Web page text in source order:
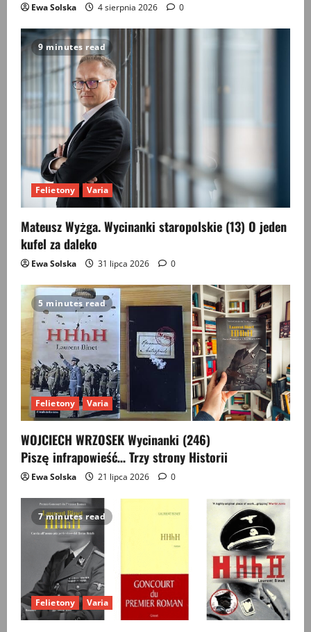
Ewa Solska 4 sierpnia 2026 0
9 minutes read
Felietony Varia
Mateusz Wyżga. Wycinanki staropolskie (13) O jeden
kufel za daleko
Ewa Solska 31 lipca 2026 0
5 minutes read
Felietony Varia
WOJCIECH WRZOSEK Wycinanki (246)
Piszę infrapowieść… Trzy strony Historii
Ewa Solska 21 lipca 2026 0
7 minutes read
Felietony Varia